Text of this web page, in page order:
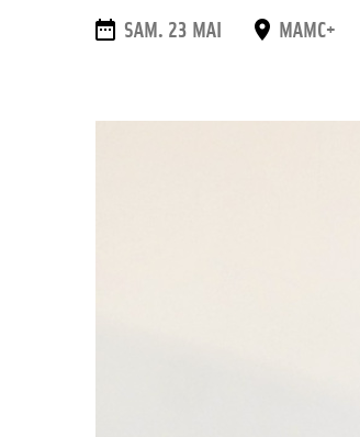
DATES
SAM. 23 MAI PLACE
MAMC+